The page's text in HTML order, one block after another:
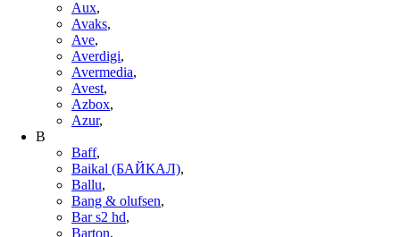
Aux,
Avaks,
Ave,
Averdigi,
Avermedia,
Avest,
Azbox,
Azur,
B
Baff,
Baikal (БАЙКАЛ),
Ballu,
Bang & olufsen,
Bar s2 hd,
Barton,